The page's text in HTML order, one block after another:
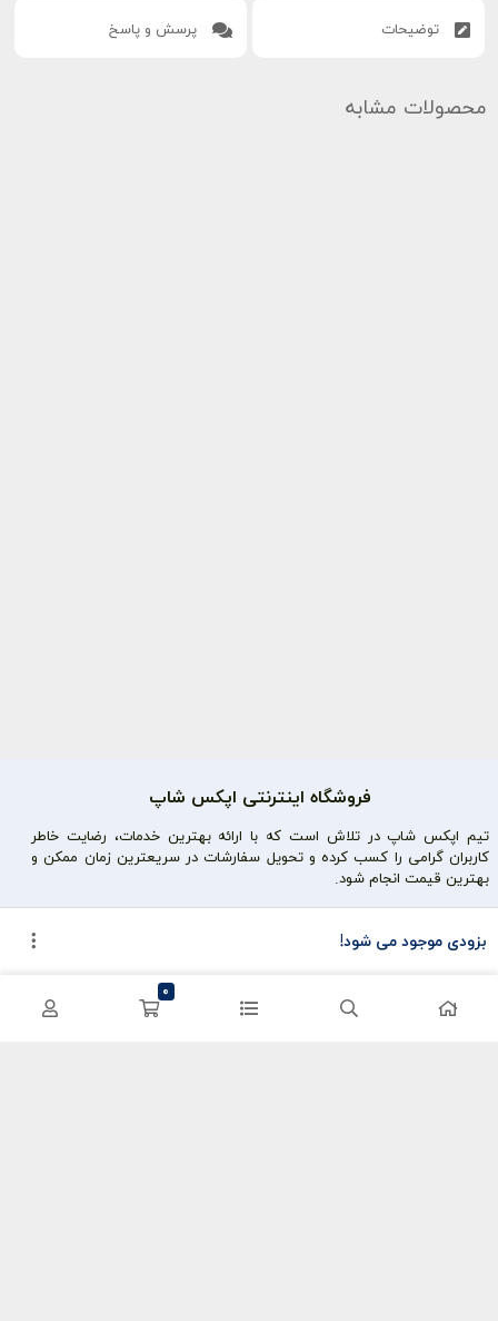
توضیحات پرسش و پاسخ
محصولات مشابه
بزودی موجود می شود!
فروشگاه اینترنتی اپکس شاپ
تیم اپکس شاپ در تلاش است که با ارائه بهترین خدمات، رضایت خاطر
کاربران گرامی را کسب کرده و تحویل سفارشات در سریعترین زمان ممکن و
بهترین قیمت انجام شود.
کریستال گنشین
سفارشات
0